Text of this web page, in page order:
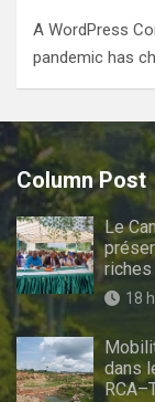
A WordPress
pandemic has
Column Post
Le
riches
18
dans